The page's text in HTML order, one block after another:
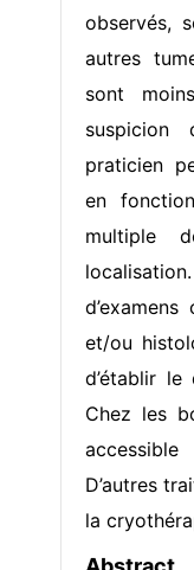
observés,
autres
sont
suspicion
praticien
en
multiple
et/ou
d’établir
Chez les
accessible
D’autres
la